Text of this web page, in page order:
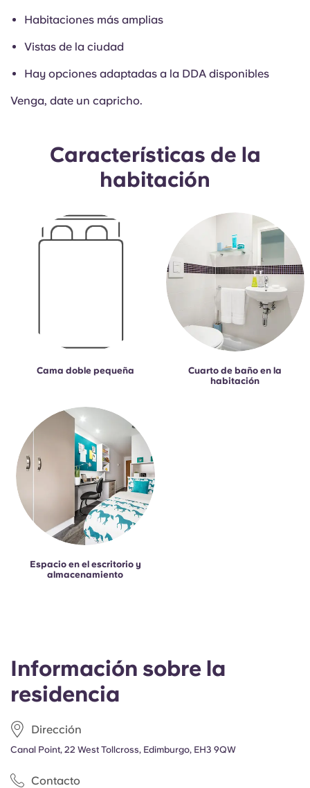
Información sobre la
residencia
Dirección
Canal Point, 22 West Tollcross, Edimburgo, EH3 9QW
Contacto
Habitaciones más amplias
Vistas de la ciudad
Hay opciones adaptadas a la DDA disponibles
Venga, date un capricho.
Características de la
habitación
Cama doble pequeña
Cuarto de baño en la
habitación
Espacio en el escritorio y
almacenamiento